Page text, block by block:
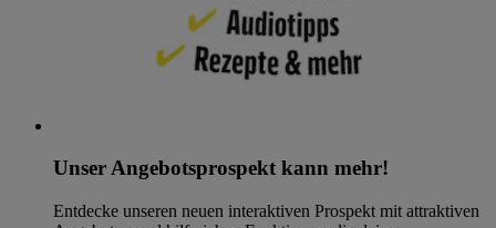
Unser Angebotsprospekt kann mehr!
Entdecke unseren neuen interaktiven Prospekt mit attraktiven